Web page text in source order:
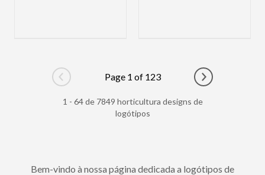
Go to previous page
Page 1 of 123
Go to next
1 - 64 de 7849 horticultura designs de
logótipos
Bem-vindo à nossa página dedicada a logótipos de